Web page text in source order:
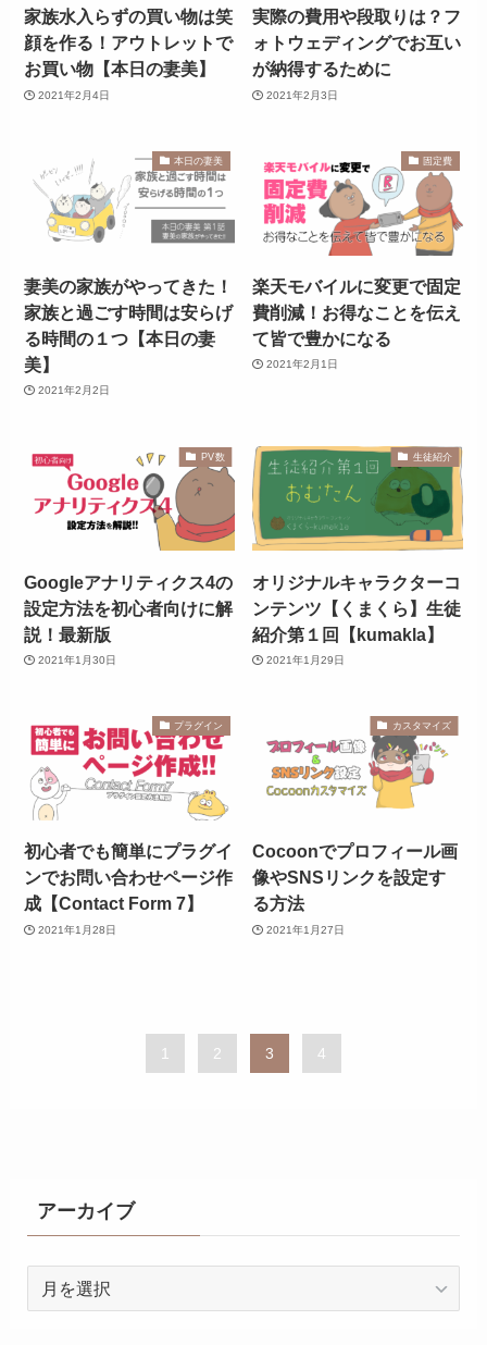
家族水入らずの買い物は笑
顔を作る！アウトレットで
お買い物【本日の妻美】
2021年2月4日
実際の費用や段取りは？フ
ォトウェディングでお互い
が納得するために
2021年2月3日
本日の妻美
妻美の家族がやってきた！
家族と過ごす時間は安らげ
る時間の１つ【本日の妻
美】
2021年2月2日
固定費
楽天モバイルに変更で固定
費削減！お得なことを伝え
て皆で豊かになる
2021年2月1日
PV数
Googleアナリティクス4の
設定方法を初心者向けに解
説！最新版
2021年1月30日
生徒紹介
オリジナルキャラクターコ
ンテンツ【くまくら】生徒
紹介第１回【kumakla】
2021年1月29日
プラグイン
初心者でも簡単にプラグイ
ンでお問い合わせページ作
成【Contact Form 7】
2021年1月28日
カスタマイズ
Cocoonでプロフィール画
像やSNSリンクを設定す
る方法
2021年1月27日
1 2 3 4
アーカイブ